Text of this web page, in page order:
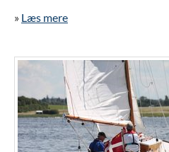
» Læs mere